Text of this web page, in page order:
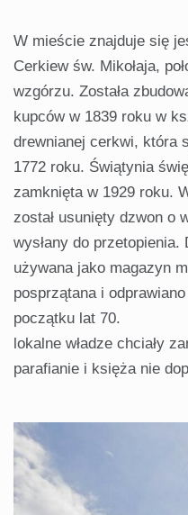
W mieście znajduje się
Cerkiew św. Mikołaja,
wzgórzu. Została
kupców w 1839 roku w
drewnianej cerkwi, która
1772 roku. Świątynia
zamknięta w 1929 roku.
został usunięty dzwon o
wysłany do przetopienia.
używana jako magazyn
posprzątana i
początku lat 70.
lokalne władze chciały
parafianie i księża nie